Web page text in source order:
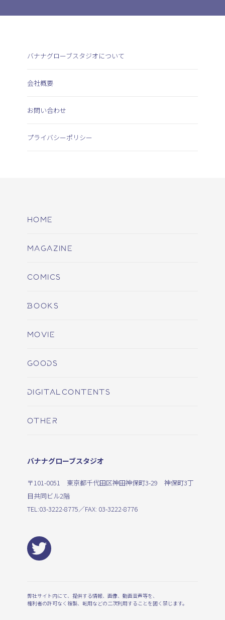
バナナグローブスタジオについて
会社概要
お問い合わせ
プライバシーポリシー
HOME
MAGAZINE
COMICS
BOOKS
MOVIE
GOODS
DIGITALCONTENTS
OTHER
バナナグローブスタジオ
〒101-0051 東京都千代田区神田神保町3-29 神保町3丁
目共同ビル2階
TEL:03-3222-8775／FAX: 03-3222-8776
弊社サイト内にて、提供する情報、画像、動画音声等を、
権利者の許可なく複製、転用などの二次利用することを固く禁じます。